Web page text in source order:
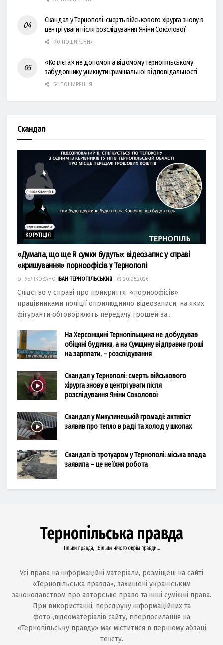
Скандал у Тернополі: смерть військового хірурга знову в
центрі уваги після розслідування Яніни Соколової
90 ПОШИРЕННЯ
«Котлєта» не допомогла відомому тернопільському
забудовнику уникнути кримінальної відповідальності
54 ПОШИРЕННЯ
Скандал
КОРУПЦІЯ
«Думала, що ще й сумки будуть»: відеозапис у справі
«кришування» порноофісів у Тернополі
ОПУБЛІКОВАНО ІВАН ТЕРНОПІЛЬСЬКИЙ 20.05.2026
Слідство у справі про прикриття «порноофісів»
працівниками поліції оприлюднило відеозаписи, на яких
фігуранти обговорюють передачу грошей за...
На Херсонщині Тернопільщина не добудував
обіцяні будинки, а на Сумщину відправив гроші
на зарплати, – розслідування
Скандал у Тернополі: смерть військового
хірурга знову в центрі уваги після
розслідування Яніни Соколової
Скандал у Микулинецькій громаді: активіст
заявив про тепло в раді та холод у школах
Скандал із тротуаром у Тернополі: міська влада
заявила – це не їхня робота
Усі права на інформаційні матеріали, розміщені на сайті
«Тернопільська правда», захищені українським
законодавством про авторське право та інші суміжні права.
При використанні, передруку інформаційних та
фото-,відеоматеріалів сайту, гіперпосилання на
«Тернопільську правду» має міститися в першому абзаці
тексту.